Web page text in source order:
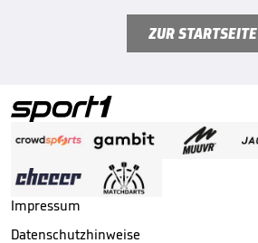
ZUR STARTSEITE
Impressum
Datenschutzhinweise